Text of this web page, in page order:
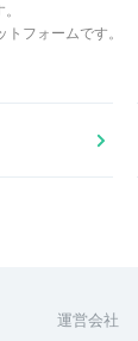
フォームです。
運営会社